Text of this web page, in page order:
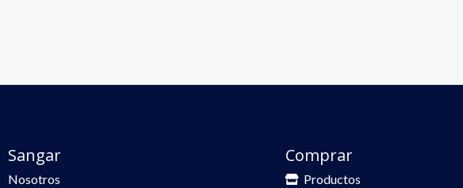
Sangar
Nosotros
Comprar
Productos